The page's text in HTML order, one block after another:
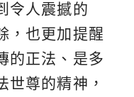
令人震撼的
，也更加提醒
的正法、是多
世尊的精神，